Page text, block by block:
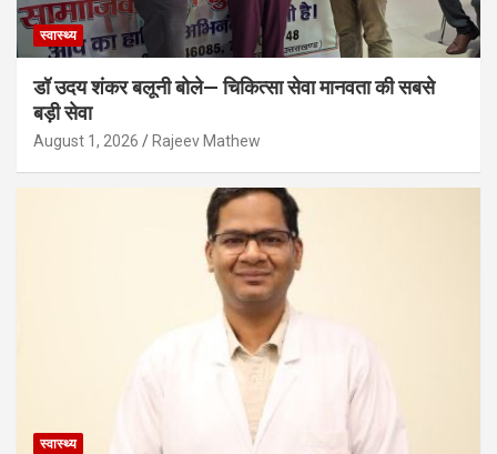
स्वास्थ्य
डॉ उदय शंकर बलूनी बोले— चिकित्सा सेवा मानवता की सबसे
बड़ी सेवा
August 1, 2026 Rajeev Mathew
स्वास्थ्य